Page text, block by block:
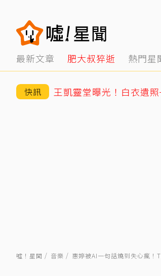
最新文章 肥大叔猝逝 熱門星
快訊
噓！星聞 音樂 惠婷被AI一句話燒到失心瘋